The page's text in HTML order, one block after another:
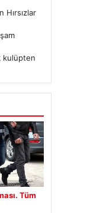
Hırsızlar
kulüpten
Tüm